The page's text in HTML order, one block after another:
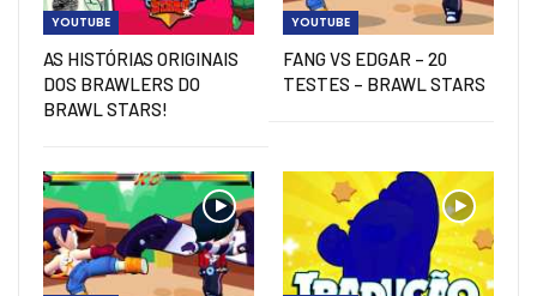
YOUTUBE
AS HISTÓRIAS ORIGINAIS
DOS BRAWLERS DO
BRAWL STARS!
YOUTUBE
FANG VS EDGAR – 20
TESTES – BRAWL STARS